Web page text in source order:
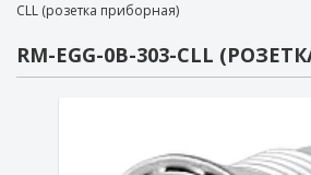
CLL (розетка приборная)
RM-EGG-0B-303-CLL